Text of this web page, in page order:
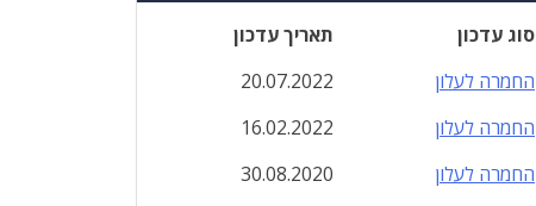
סוג עדכון
תאריך עדכון
החמרה לעלון
20.07.2022
החמרה לעלון
16.02.2022
החמרה לעלון
30.08.2020